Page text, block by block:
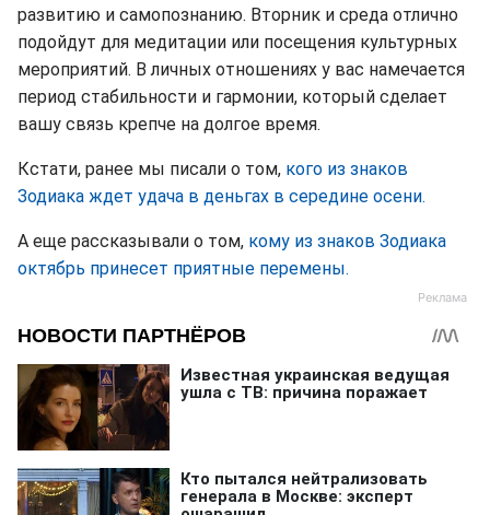
развитию и самопознанию. Вторник и среда отлично
подойдут для медитации или посещения культурных
мероприятий. В личных отношениях у вас намечается
период стабильности и гармонии, который сделает
вашу связь крепче на долгое время.
Кстати, ранее мы писали о том, кого из знаков
Зодиака ждет удача в деньгах в середине осени.
А еще рассказывали о том, кому из знаков Зодиака
октябрь принесет приятные перемены.